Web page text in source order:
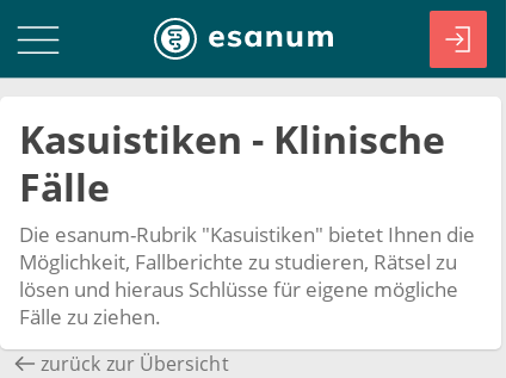
Kasuistiken - Klinische
Fälle
Die esanum-Rubrik "Kasuistiken" bietet Ihnen die
Möglichkeit, Fallberichte zu studieren, Rätsel zu
lösen und hieraus Schlüsse für eigene mögliche
Fälle zu ziehen.
zurück zur Übersicht